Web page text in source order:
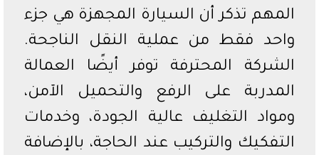
المهم تذكر أن السيارة المجهزة هي جزء
واحد فقط من عملية النقل الناجحة.
الشركة المحترفة توفر أيضًا العمالة
المدربة على الرفع والتحميل الآمن،
ومواد التغليف عالية الجودة، وخدمات
التفكيك والتركيب عند الحاجة، بالإضافة